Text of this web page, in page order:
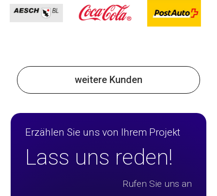
weitere Kunden
Erzählen Sie uns von Ihrem Projekt
Lass uns reden!
Rufen Sie uns an